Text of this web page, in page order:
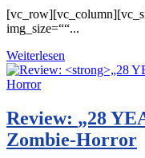
img_size=““...
Weiterlesen
Review: „28
Zombie-Horror